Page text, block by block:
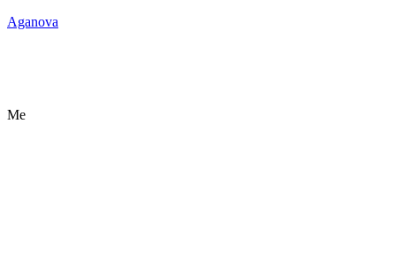
Aganova
Me